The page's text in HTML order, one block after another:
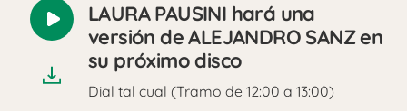
Reproducir
audio
LAURA PAUSINI hará una
versión de ALEJANDRO SANZ en
su próximo disco
Dial tal cual (Tramo de 12:00 a 13:00)